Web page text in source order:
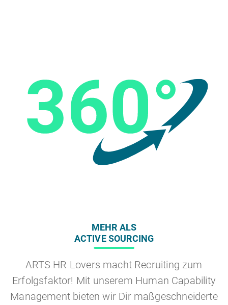
MEHR ALS
ACTIVE SOURCING
ARTS HR Lovers macht Recruiting zum
Erfolgsfaktor! Mit unserem Human Capability
Management bieten wir Dir maßgeschneiderte